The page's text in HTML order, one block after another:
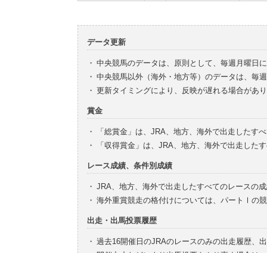
データ更新
・ 中央競馬のデータは、原則として、毎週月曜日
・ 中央競馬以外（海外・地方等）のデータは、毎
・ 更新タイミングにより、反映が遅れる場合があ
賞金
・
「総賞金」は、JRA、地方、海外で出走したす
・
「収得賞金」は、JRA、地方、海外で出走した
レース成績、条件別成績
・ JRA、地方、海外で出走したすべてのレースの
・ 海外重賞競走の格付けについては、パートⅠの
出走・出馬投票履歴
・ 過去16開催日のJRAのレースのみの出走履歴、